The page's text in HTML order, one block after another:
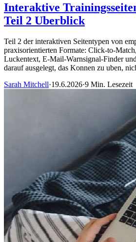
Interaktive
Teil 2 Uberblick
Teil 2 der interaktiven Seitentypen von
praxisorientierten Formate: Click-to-
Luckentext, E-Mail-Warnsignal-Finder
darauf ausgelegt, das Konnen zu uben,
Sarah Mitchell·19.6.2026·9 Min. Lesezeit